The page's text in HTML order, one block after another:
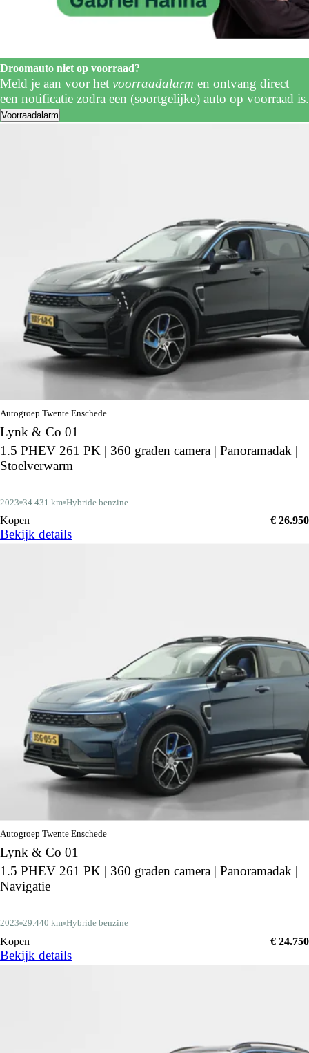
Droomauto niet op voorraad?
Meld je aan voor het voorraadalarm en ontvang direct
een notificatie zodra een (soortgelijke) auto op voorraad is.
Voorraadalarm
Autogroep Twente Enschede
Lynk & Co 01
1.5 PHEV 261 PK | 360 graden camera | Panoramadak |
Stoelverwarm
2023 34.431 km Hybride benzine
Kopen € 26.950
Bekijk details
Autogroep Twente Enschede
Lynk & Co 01
1.5 PHEV 261 PK | 360 graden camera | Panoramadak |
Navigatie
2023 29.440 km Hybride benzine
Kopen € 24.750
Bekijk details